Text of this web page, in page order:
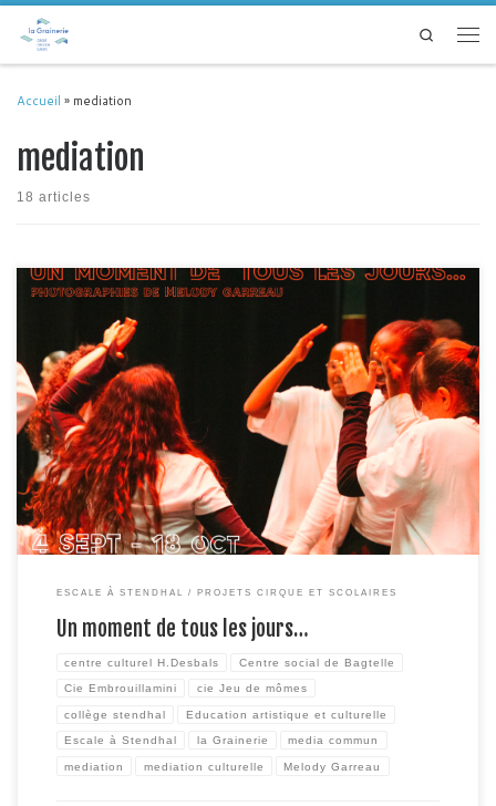
Passer au contenu
Search
Accueil » mediation
mediation
18 articles
Chaque année, dans le cadre d' »Escale à Stendhal », un.e photographe est
invité.e à poser son regard sur le projet, les liens qui s’y nouent, les
créations qui en naissent. Cette année, c’est Mélody Garreau qui a été
conviée par la Cie Embrouillamini à venir photographier les restitutions des
deux volets […]
ESCALE À STENDHAL PROJETS CIRQUE ET SCOLAIRES
Un moment de tous les jours…
centre culturel H.Desbals Centre social de Bagtelle
Cie Embrouillamini cie Jeu de mômes
collège stendhal Education artistique et culturelle
Escale à Stendhal la Grainerie media commun
mediation mediation culturelle Melody Garreau